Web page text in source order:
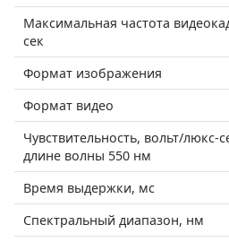
Максимальная частота
сек
Формат изображения
Формат видео
Чувствительность, вольт/люкс-
длине волны 550 нм
Время выдержки, мс
Спектральный диапазон, нм